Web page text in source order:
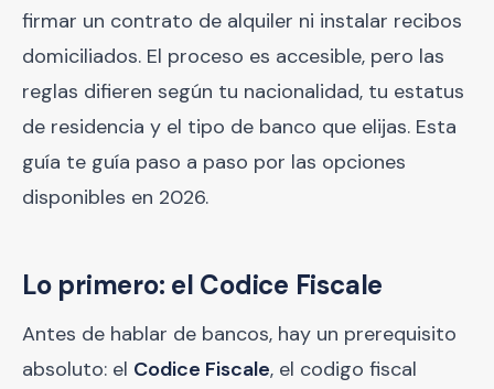
firmar un contrato de alquiler ni instalar recibos
domiciliados. El proceso es accesible, pero las
reglas difieren según tu nacionalidad, tu estatus
de residencia y el tipo de banco que elijas. Esta
guía te guía paso a paso por las opciones
disponibles en 2026.
Lo primero: el Codice Fiscale
Antes de hablar de bancos, hay un prerequisito
absoluto: el Codice Fiscale, el codigo fiscal